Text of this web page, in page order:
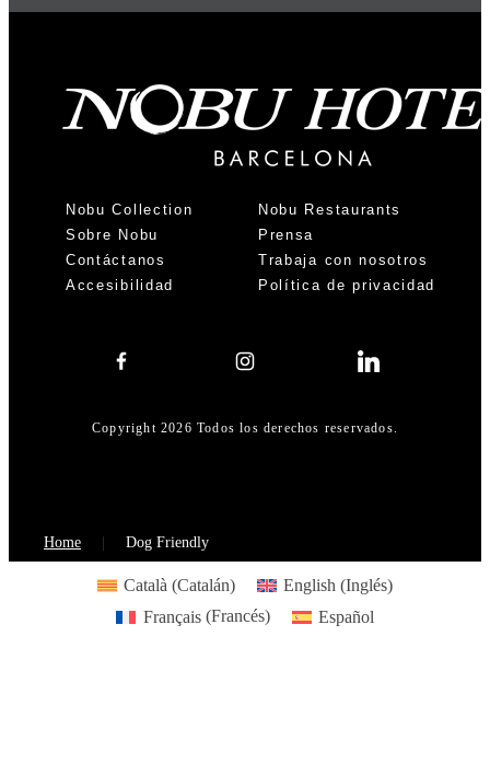
Nobu Collection
Nobu Restaurants
Sobre Nobu
Prensa
Contáctanos
Trabaja con nosotros
Accesibilidad
Política de privacidad
Copyright 2026 Todos los derechos reservados.
Home Dog Friendly
Català (Catalán) English (Inglés)
Français(Francés) Español